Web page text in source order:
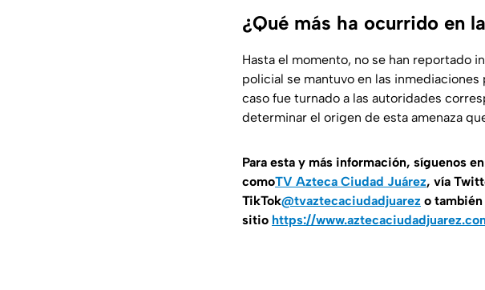
¿Qué más ha ocurrido en
Hasta el momento, no se han reportado
policial se mantuvo en las
caso fue turnado a las autoridades
determinar el origen de esta amenaza
Para esta y más información, síguenos
comoTV Azteca Ciudad Juárez, vía
TikTok@tvaztecaciudadjuarez o
sitio https://